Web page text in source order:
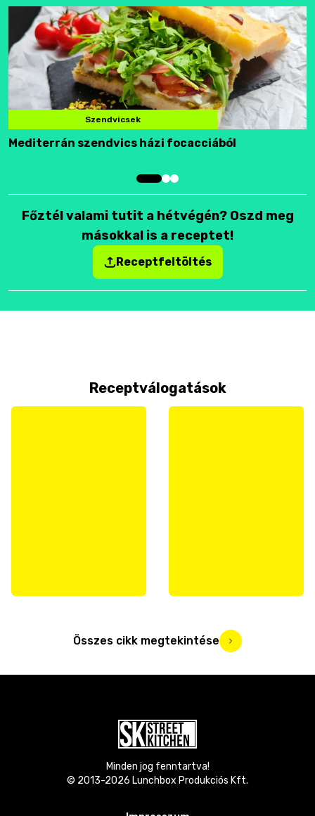
Szendvicsek
Mediterrán szendvics házi focacciából
Főztél valami tutit a hétvégén? Oszd meg
másokkal is a receptet!
Receptfeltöltés
Receptválogatások
Összes cikk megtekintése
Minden jog fenntartva!
© 2013-2026 Lunchbox Produkciós Kft.